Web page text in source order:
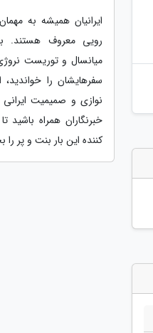
ایرانیان همیشه به
رویی معروف هستند.
میانسال و توریست
سفرهایشان را خواندید،
نوازی و صمیمیت
خبرنگاران همراه باشید
کننده این بار بنت و پر را